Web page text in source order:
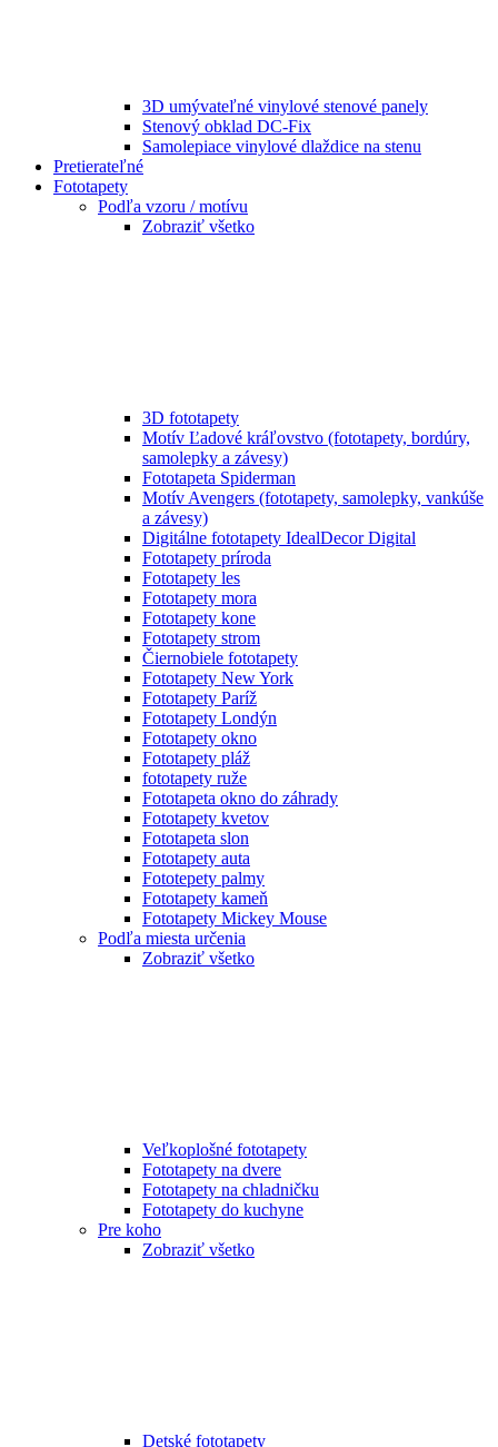
3D umývateľné vinylové stenové panely
Stenový obklad DC-Fix
Samolepiace vinylové dlaždice na stenu
Pretierateľné
Fototapety
Podľa vzoru / motívu
Zobraziť všetko
3D fototapety
Motív Ľadové kráľovstvo (fototapety, bordúry,
samolepky a závesy)
Fototapeta Spiderman
Motív Avengers (fototapety, samolepky, vankúše
a závesy)
Digitálne fototapety IdealDecor Digital
Fototapety príroda
Fototapety les
Fototapety mora
Fototapety kone
Fototapety strom
Čiernobiele fototapety
Fototapety New York
Fototapety Paríž
Fototapety Londýn
Fototapety okno
Fototapety pláž
fototapety ruže
Fototapeta okno do záhrady
Fototapety kvetov
Fototapeta slon
Fototapety auta
Fototepety palmy
Fototapety kameň
Fototapety Mickey Mouse
Podľa miesta určenia
Zobraziť všetko
Veľkoplošné fototapety
Fototapety na dvere
Fototapety na chladničku
Fototapety do kuchyne
Pre koho
Zobraziť všetko
Detské fototapety